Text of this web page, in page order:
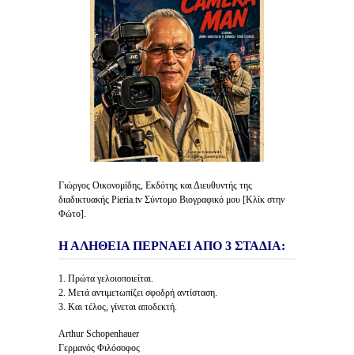
Γιώργος Οικονομίδης, Εκδότης και Διευθυντής της
διαδικτυακής Pieria.tv Σύντομο Βιογραφικό μου [Κλίκ στην
Φώτο].
Η ΑΛΗΘΕΙΑ ΠΕΡΝΑΕΙ ΑΠΟ 3 ΣΤΑΔΙΑ:
1. Πρώτα γελοιοποιείται.
2. Μετά αντιμετωπίζει σφοδρή αντίσταση.
3. Και τέλος, γίνεται αποδεκτή.
Arthur Schopenhauer
Γερμανός Φιλόσοφος